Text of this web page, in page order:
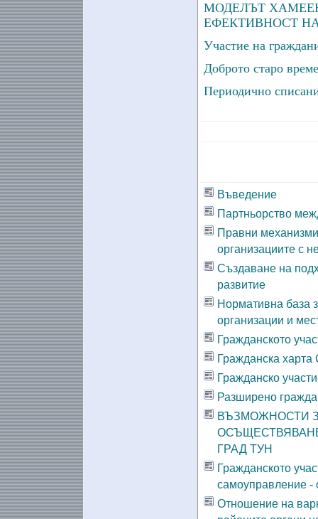
МОДЕЛЪТ
ЕФЕКТИВНОСТ
Участие на
Доброто старо
Периодично
Въведение
Партньорство
Правни
организациите с
Създаване на
развитие
Нормативна база
организации и
Гражданското
Гражданска
Гражданско
Разширено
ВЪЗМОЖНОСТИ
ГРАД ТУН
Гражданското
самоуправление -
Отношение на